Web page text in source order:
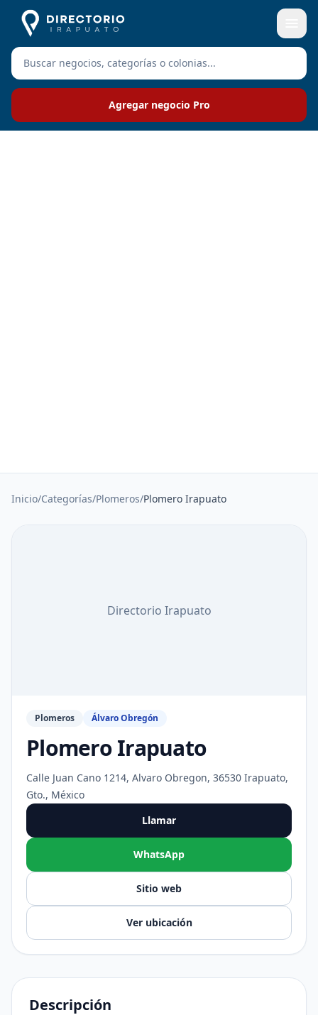
Agregar negocio Pro
Inicio/Categorías/Plomeros/Plomero Irapuato
Plomeros Álvaro Obregón
Plomero Irapuato
Calle Juan Cano 1214, Alvaro Obregon, 36530 Irapuato,
Gto., México
Llamar
WhatsApp
Sitio web
Ver ubicación
Directorio Irapuato
Descripción